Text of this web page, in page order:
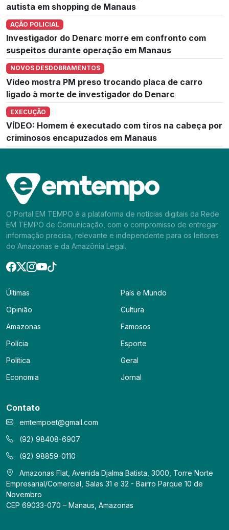
autista em shopping de Manaus
AÇÃO POLICIAL
Investigador do Denarc morre em confronto com
suspeitos durante operação em Manaus
NOVOS DESDOBRAMENTOS
Vídeo mostra PM preso trocando placa de carro
ligado à morte de investigador do Denarc
EXECUÇÃO
VÍDEO: Homem é executado com tiros na cabeça por
criminosos encapuzados em Manaus
O Portal EM TEMPO é a plataforma de notícias digitais da Rede
EM TEMPO de Comunicação, com o compromisso de entregar
informação precisa, relevante e independente para os leitores
do Amazonas e da Amazônia Legal.
Últimas
Opinião
Amazonas
Polícia
Política
Economia
País e Mundo
Cultura
Famosos
Esporte
Geral
Jornal
Contato
emtempoet@gmail.com
(92) 98408-6907
(92) 98859-0110
Amazonas Flat, Avenida Djalma Batista, 3000, Torre Norte
Empresarial/Comercial, Salas 31 e 32 - Bairro Parque 10 de
Novembro
CEP 69033-070 – Manaus, Amazonas